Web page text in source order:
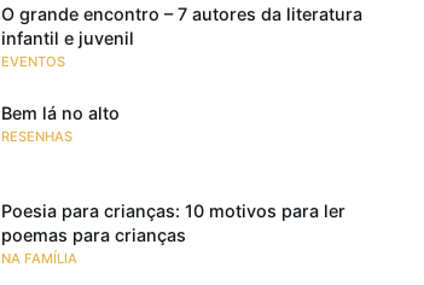
O grande encontro – 7 autores da literatura
infantil e juvenil
EVENTOS
Bem lá no alto
RESENHAS
Poesia para crianças: 10 motivos para ler
poemas para crianças
NA FAMÍLIA